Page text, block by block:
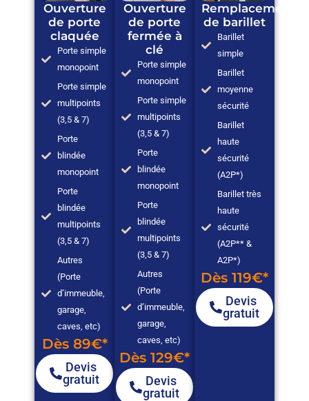
Ouverture
de porte
claquée
Porte simple
monopoint
Porte simple
multipoints
(3,5 & 7)
Porte
blindée
monopoint
Porte
blindée
multipoints
(3,5 & 7)
Autres
(Porte
d’immeuble,
garage,
caves, etc)
Dès 89€*
Devis
gratuit
Ouverture
de porte
fermée à
clé
Porte simple
monopoint
Porte simple
multipoints
(3,5 & 7)
Porte
blindée
monopoint
Porte
blindée
multipoints
(3,5 & 7)
Autres
(Porte
d’immeuble,
garage,
caves, etc)
Dès 129€*
Devis
gratuit
Remplacement
de barillet
Barillet
simple
Barillet
moyenne
sécurité
Barillet
haute
sécurité
(A2P*)
Barillet très
haute
sécurité
(A2P** &
A2P*)
Dès 119€*
Devis
gratuit